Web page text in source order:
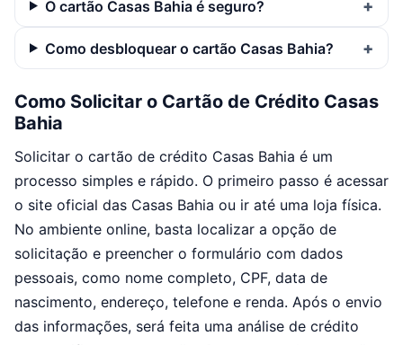
O cartão Casas Bahia é seguro?
Como desbloquear o cartão Casas Bahia?
Como Solicitar o Cartão de Crédito Casas
Bahia
Solicitar o cartão de crédito Casas Bahia é um
processo simples e rápido. O primeiro passo é acessar
o site oficial das Casas Bahia ou ir até uma loja física.
No ambiente online, basta localizar a opção de
solicitação e preencher o formulário com dados
pessoais, como nome completo, CPF, data de
nascimento, endereço, telefone e renda. Após o envio
das informações, será feita uma análise de crédito